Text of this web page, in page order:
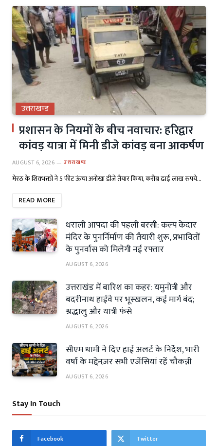
उत्तराखण्ड
प्रशासन के नियमों के बीच नवाचार: हरिद्वार
कांवड़ यात्रा में मिनी डीजे कांवड़ बना आकर्षण
AUGUST 6, 2026 उत्तराखण्ड
मेरठ के शिवभक्तों ने 5 फीट ऊंचा अनोखा डीजे तैयार किया, करीब ढाई लाख रुपये…
READ MORE
धराली आपदा की पहली बरसी: कल्प केदार
मंदिर के पुनर्निर्माण की तैयारी शुरू, प्रभावितों
के पुनर्वास को मिलेगी नई रफ्तार
AUGUST 6, 2026
उत्तराखंड में बारिश का कहर: यमुनोत्री और
बदरीनाथ हाईवे पर भूस्खलन, कई मार्ग बंद;
श्रद्धालु और यात्री फंसे
AUGUST 6, 2026
सीएम धामी ने दिए हाई अलर्ट के निर्देश, भारी
वर्षा के मद्देनज़र सभी एजेंसियां रहें चौकन्नी
AUGUST 6, 2026
Stay In Touch
Facebook Twitter